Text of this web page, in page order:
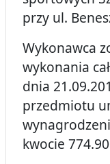
przy ul.
Wykonawca
wykonania
dnia
przedmiotu
kwocie